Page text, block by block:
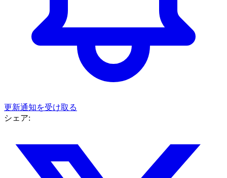
更新通知を受け取る
シェア: